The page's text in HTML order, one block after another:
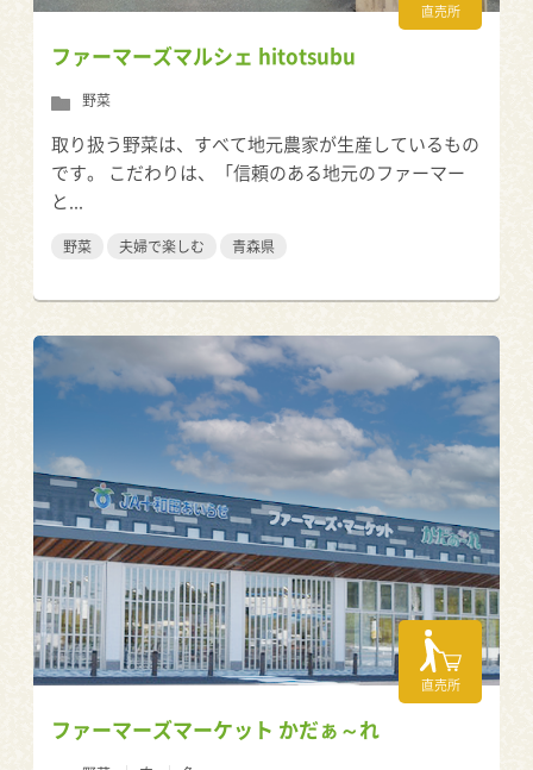
直売所
ファーマーズマルシェ hitotsubu
野菜
取り扱う野菜は、すべて地元農家が生産しているもの
です。 こだわりは、「信頼のある地元のファーマー
と...
野菜 夫婦で楽しむ 青森県
直売所
ファーマーズマーケット かだぁ～れ